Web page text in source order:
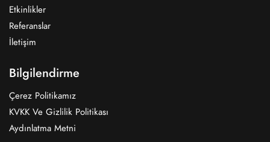
Etkinlikler
Referanslar
İletişim
Bilgilendirme
Çerez Politikamız
KVKK Ve Gizlilik Politikası
Aydınlatma Metni